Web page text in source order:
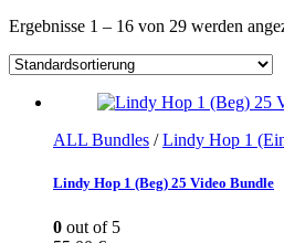
Ergebnisse 1 – 16 von 29 werden
ALL Bundles /Lindy Hop 1
Lindy Hop 1 (Beg) 25 Video Bundle
0 out of 5